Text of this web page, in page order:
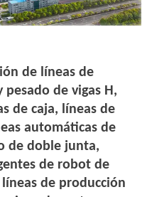
de líneas de
de vigas H,
de caja, líneas de
automáticas de
de doble junta,
de robot de
de producción